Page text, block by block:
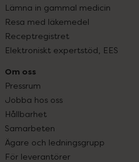
Lämna in gammal medicin
Resa med läkemedel
Receptregistret
Elektroniskt expertstöd, EES
Om oss
Pressrum
Jobba hos oss
Hållbarhet
Samarbeten
Ägare och ledningsgrupp
För leverantörer